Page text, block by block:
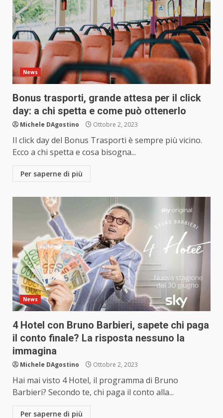
News
Bonus trasporti, grande attesa per il click
day: a chi spetta e come può ottenerlo
Michele DAgostino Ottobre 2, 2023
Il click day del Bonus Trasporti è sempre più vicino.
Ecco a chi spetta e cosa bisogna...
Per saperne di più
News
4 Hotel con Bruno Barbieri, sapete chi paga
il conto finale? La risposta nessuno la
immagina
Michele DAgostino Ottobre 2, 2023
Hai mai visto 4 Hotel, il programma di Bruno
Barbieri? Secondo te, chi paga il conto alla...
Per saperne di più